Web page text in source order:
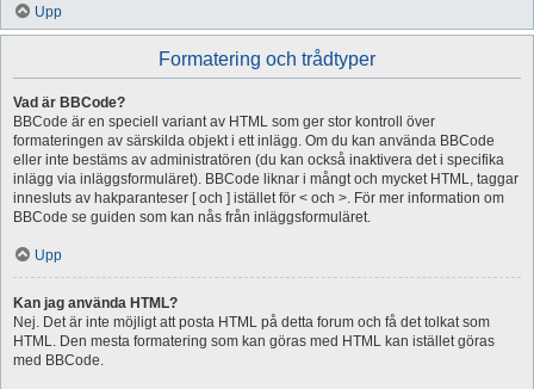
Upp
Formatering och trådtyper
Vad är BBCode?
BBCode är en speciell variant av HTML som ger stor kontroll över
formateringen av särskilda objekt i ett inlägg. Om du kan använda BBCode
eller inte bestäms av administratören (du kan också inaktivera det i specifika
inlägg via inläggsformuläret). BBCode liknar i mångt och mycket HTML, taggar
innesluts av hakparanteser [ och ] istället för < och >. För mer information om
BBCode se guiden som kan nås från inläggsformuläret.
Upp
Kan jag använda HTML?
Nej. Det är inte möjligt att posta HTML på detta forum och få det tolkat som
HTML. Den mesta formatering som kan göras med HTML kan istället göras
med BBCode.